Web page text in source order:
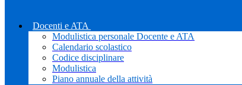
Docenti e ATA
Modulistica personale Docente e ATA
Calendario scolastico
Codice disciplinare
Modulistica
Piano annuale della attività